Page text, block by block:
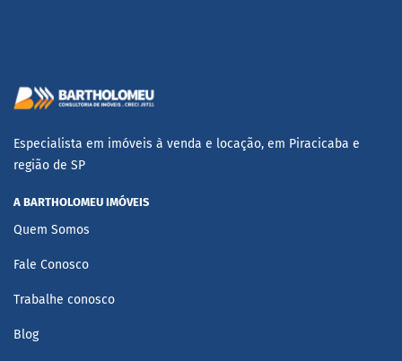
Especialista em imóveis à venda e locação, em Piracicaba e
região de SP
A BARTHOLOMEU IMÓVEIS
Quem Somos
Fale Conosco
Trabalhe conosco
Blog